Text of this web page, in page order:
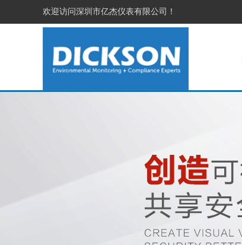
欢迎访问深圳市亿杰仪表有限公司！